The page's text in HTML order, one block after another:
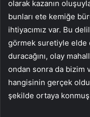
olarak kazanın
bunları ete kemiğe
ihtiyacımız var. Bu
görmek suretiyle elde
duracağını, olay
ondan sonra da bizim
hangisinin gerçek
şekilde ortaya